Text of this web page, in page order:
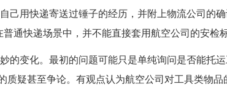
己用快递寄送过锤子的经历，并附上物流公司的
通快递场景中，并不能直接套用航空公司的安检标
的变化。最初的问题可能只是单纯询问是否能托
质疑甚至争论。有观点认为航空公司对工具类物